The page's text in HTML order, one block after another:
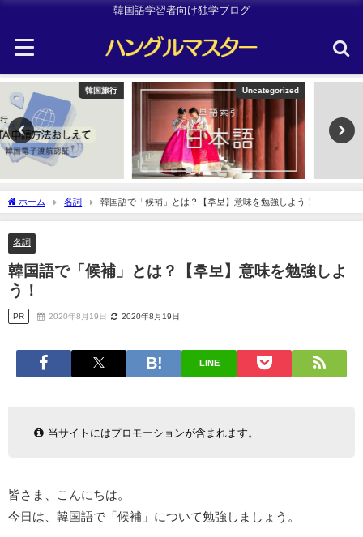
韓国語学習者向け独学ブログ
Uncategorized Uncategorized
ホーム 名詞 韓国語で「候補」とは？【후보】意味を勉強しよう！
名詞
韓国語で「候補」とは？【후보】意味を勉強しよ
う！
PR 2020年8月19日 2020年8月19日
LINE
当サイトにはプロモーションが含まれます。
皆さま、こんにちは。
今日は、韓国語で「候補」について勉強しましょう。